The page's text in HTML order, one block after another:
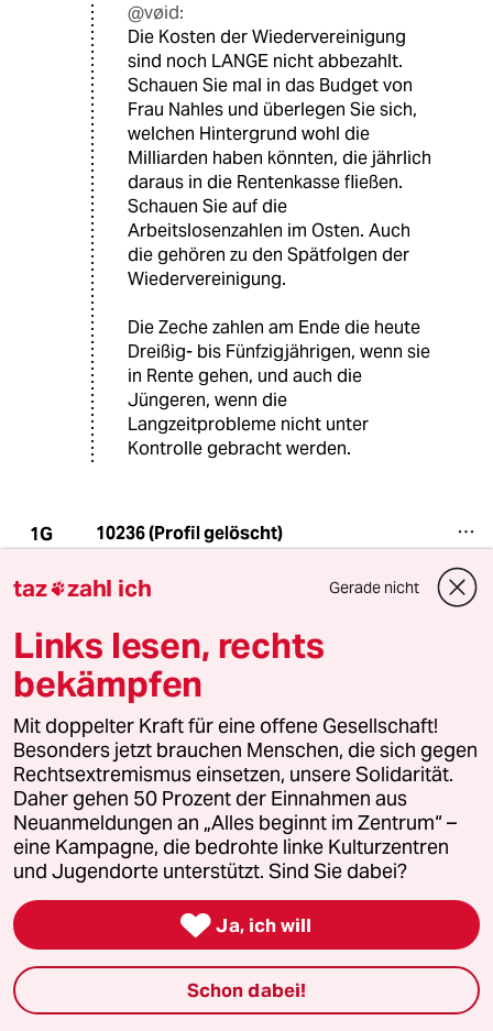
@vøid:
Die Kosten der Wiedervereinigung
sind noch LANGE nicht abbezahlt.
Schauen Sie mal in das Budget von
Frau Nahles und überlegen Sie sich,
welchen Hintergrund wohl die
Milliarden haben könnten, die jährlich
daraus in die Rentenkasse fließen.
Schauen Sie auf die
Arbeitslosenzahlen im Osten. Auch
die gehören zu den Spätfolgen der
Wiedervereinigung.
Die Zeche zahlen am Ende die heute
Dreißig- bis Fünfzigjährigen, wenn sie
in Rente gehen, und auch die
Jüngeren, wenn die
Langzeitprobleme nicht unter
Kontrolle gebracht werden.
1G 10236 (Profil gelöscht)
Im Großen und Ganzen stimmen die Thesen
Leider wird es Versuche geben, die 800TSD
Menschen als politisch-ökonomische
Argumentationsmasse zu benutzen. Entweder
von den rechten Spinnern, oder aber von den
neoliberalen Spinnern
(http://www.welt.de/debatte/kommentare/articl
e144954231/Was-hilft-Fluechtlingen-am-
besten-Der-Neoliberalismus.html).
T ThinkDifferently
00:18 Uhr
Es wäre dann ja so, wie man es bereits kennt:
Kosten werden sozialisiert und Gewinne
privatisiert.
taz zahl ich Gerade nicht
Links lesen, rechts
bekämpfen
Mit doppelter Kraft für eine offene Gesellschaft!
Besonders jetzt brauchen Menschen, die sich gegen
Rechtsextremismus einsetzen, unsere Solidarität.
Daher gehen 50 Prozent der Einnahmen aus
Neuanmeldungen an „Alles beginnt im Zentrum“ –
eine Kampagne, die bedrohte linke Kulturzentren
und Jugendorte unterstützt. Sind Sie dabei?
 Ja, ich will
Schon dabei!